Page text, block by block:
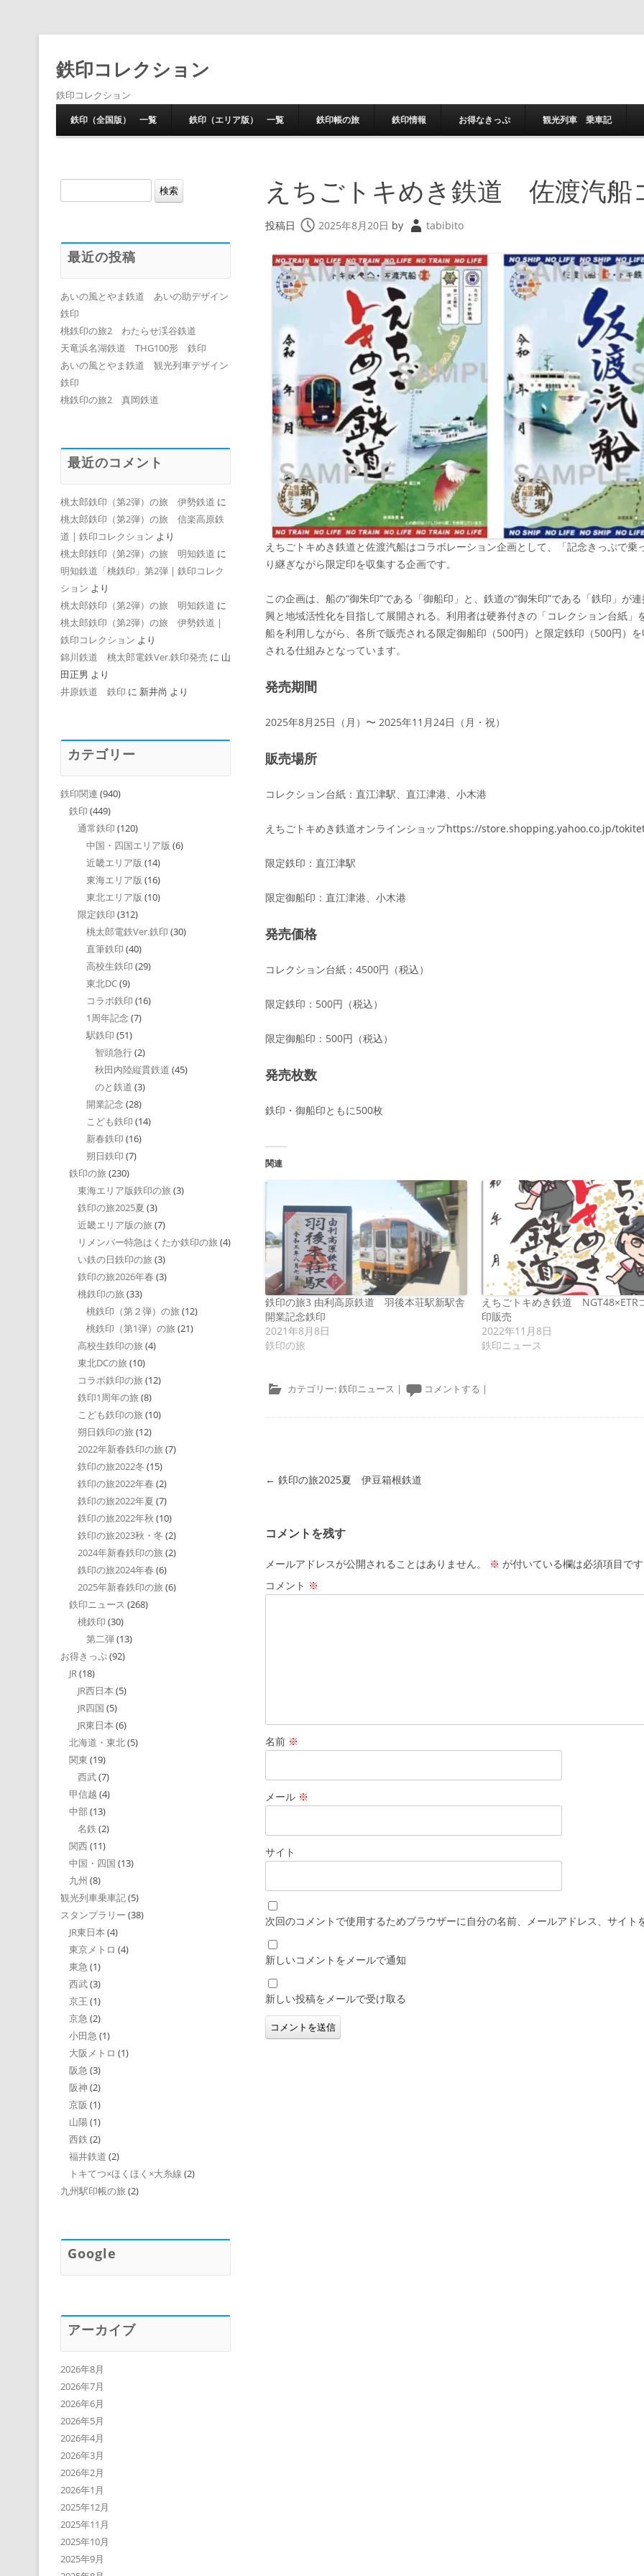
鉄印コレクション
鉄印コレクション
鉄印（全国版） 一覧 鉄印（エリア版） 一覧 鉄印帳の旅 鉄印情報 お得なきっぷ 観光列車 乗車記
えちごトキめき鉄道 佐渡汽船
投稿日 2025年8月20日 by tabibito
えちごトキめき鉄道と佐渡汽船はコラボレーション企画として、「記念きっぷで
り継ぎながら限定印を収集する企画です。
この企画は、船の“御朱印”である「御船印」と、鉄道の“御朱印”である「鉄印」
興と地域活性化を目指して展開される。利用者は硬券付きの「コレクション台紙
船を利用しながら、各所で販売される限定御船印（500円）と限定鉄印（500円）
される仕組みとなっています。
発売期間
2025年8月25日（月）〜 2025年11月24日（月・祝）
販売場所
コレクション台紙：直江津駅、直江津港、小木港
えちごトキめき鉄道オンラインショップhttps://store.shopping.yahoo.co.jp/
限定鉄印：直江津駅
限定御船印：直江津港、小木港
発売価格
コレクション台紙：4500円（税込）
限定鉄印：500円（税込）
限定御船印：500円（税込）
発売枚数
鉄印・御船印ともに500枚
関連
鉄印の旅3 由利高原鉄道 羽後本荘駅新駅舎
開業記念鉄印
2021年8月8日
鉄印の旅
えちごトキめき鉄道 NGT48×ETR
印販売
2022年11月8日
鉄印ニュース
カテゴリー:鉄印ニュース | コメントする |
投稿ナビゲーション
← 鉄印の旅2025夏 伊豆箱根鉄道
コメントを残す
メールアドレスが公開されることはありません。 ※ が付いている欄は必須項目です
コメント ※
名前 ※
メール ※
サイト
次回のコメントで使用するためブラウザーに自分の名前、メールアドレス、サイト
新しいコメントをメールで通知
新しい投稿をメールで受け取る
索:
最近の投稿
あいの風とやま鉄道 あいの助デザイン
鉄印
桃鉄印の旅2 わたらせ渓谷鉄道
天竜浜名湖鉄道 THG100形 鉄印
あいの風とやま鉄道 観光列車デザイン
鉄印
桃鉄印の旅2 真岡鉄道
最近のコメント
桃太郎鉄印（第2弾）の旅 伊勢鉄道 に
桃太郎鉄印（第2弾）の旅 信楽高原鉄
道 | 鉄印コレクション より
桃太郎鉄印（第2弾）の旅 明知鉄道 に
明知鉄道「桃鉄印」第2弾 | 鉄印コレク
ション より
桃太郎鉄印（第2弾）の旅 明知鉄道 に
桃太郎鉄印（第2弾）の旅 伊勢鉄道 |
鉄印コレクション より
錦川鉄道 桃太郎電鉄Ver.鉄印発売 に 山
田正男 より
井原鉄道 鉄印 に 新井尚 より
カテゴリー
鉄印関連 (940)
鉄印 (449)
通常鉄印 (120)
中国・四国エリア版 (6)
近畿エリア版 (14)
東海エリア版 (16)
東北エリア版 (10)
限定鉄印 (312)
桃太郎電鉄Ver.鉄印 (30)
直筆鉄印 (40)
高校生鉄印 (29)
東北DC(9)
コラボ鉄印 (16)
1周年記念 (7)
駅鉄印 (51)
智頭急行(2)
秋田内陸縦貫鉄道 (45)
のと鉄道 (3)
開業記念 (28)
こども鉄印 (14)
新春鉄印 (16)
朔日鉄印 (7)
鉄印の旅 (230)
東海エリア版鉄印の旅 (3)
鉄印の旅2025夏 (3)
近畿エリア版の旅 (7)
リメンバー特急はくたか鉄印の旅 (4)
い鉄の日鉄印の旅 (3)
鉄印の旅2026年春 (3)
桃鉄印の旅 (33)
桃鉄印（第２弾）の旅 (12)
桃鉄印（第1弾）の旅 (21)
高校生鉄印の旅 (4)
東北DCの旅 (10)
コラボ鉄印の旅 (12)
鉄印1周年の旅 (8)
こども鉄印の旅 (10)
朔日鉄印の旅 (12)
2022年新春鉄印の旅 (7)
鉄印の旅2022冬 (15)
鉄印の旅2022年春 (2)
鉄印の旅2022年夏 (7)
鉄印の旅2022年秋 (10)
鉄印の旅2023秋・冬 (2)
2024年新春鉄印の旅 (2)
鉄印の旅2024年春 (6)
2025年新春鉄印の旅 (6)
鉄印ニュース (268)
桃鉄印 (30)
第二弾(13)
お得きっぷ(92)
JR(18)
JR西日本 (5)
JR四国 (5)
JR東日本 (6)
北海道・東北(5)
関東 (19)
西武(7)
甲信越 (4)
中部 (13)
名鉄 (2)
関西(11)
中国・四国 (13)
九州 (8)
観光列車乗車記(5)
スタンプラリー (38)
JR東日本 (4)
東京メトロ (4)
東急 (1)
西武(3)
京王 (1)
京急 (2)
小田急 (1)
大阪メトロ (1)
阪急 (3)
阪神 (2)
京阪 (1)
山陽 (1)
西鉄 (2)
福井鉄道 (2)
トキてつ×ほくほく×大糸線 (2)
九州駅印帳の旅 (2)
Google
アーカイブ
2026年8月
2026年7月
2026年6月
2026年5月
2026年4月
2026年3月
2026年2月
2026年1月
2025年12月
2025年11月
2025年10月
2025年9月